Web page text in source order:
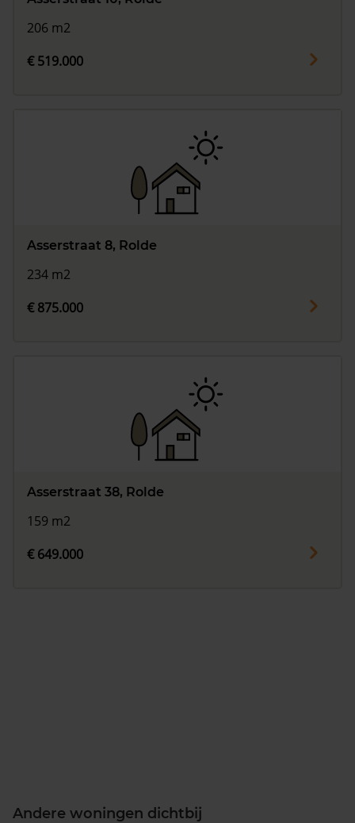
206 m2
€ 519.000
Asserstraat 8, Rolde
234 m2
€ 875.000
Asserstraat 38, Rolde
159 m2
€ 649.000
Andere woningen dichtbij